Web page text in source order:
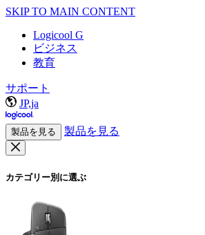
SKIP TO MAIN CONTENT
Logicool G
ビジネス
教育
サポート
JP,ja
製品を見る 製品を見る
カテゴリー別に選ぶ